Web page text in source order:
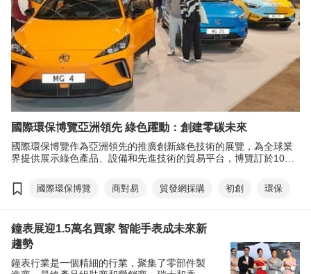
國際環保博覽亞洲領先 綠色躍動：創建零碳未來
國際環保博覽作為亞洲領先的推廣創新綠色技術的展覽，為全球業
界提供展示綠色產品、設備和先進技術的貿易平台，博覽訂於10月
發局「商對易」(Click2Match) 線上智能平台舉行。
國際環保博覽 商對易 貿發網採購 初創 環保
鐘表展迎1.5萬名買家 智能手表成未來新
趨勢
鐘表行業是一個精細的行業，聚集了零部件製